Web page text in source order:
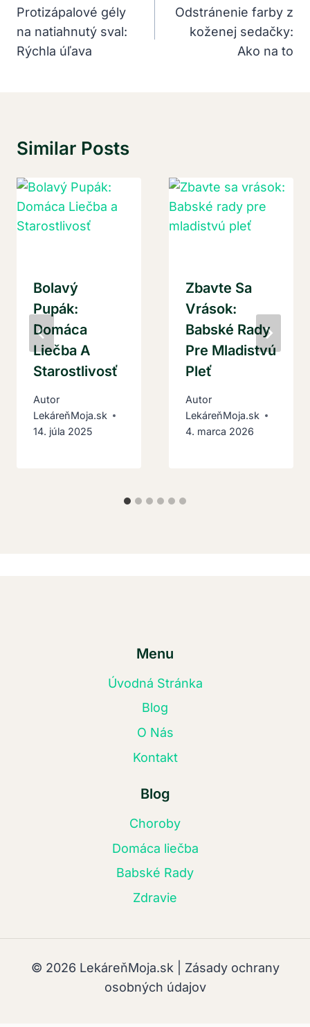
V
Článku
Protizápalové gély
na natiahnutý sval:
Rýchla úľava
Odstránenie farby z
koženej sedačky:
Ako na to
Similar Posts
Bolavý
Pupák:
Domáca
Liečba A
Starostlivosť
Autor
LekáreňMoja.sk
14. júla 2025
Zbavte Sa
Vrások:
Babské Rady
Pre Mladistvú
Pleť
Autor
LekáreňMoja.sk
4. marca 2026
Menu
Úvodná Stránka
Blog
O Nás
Kontakt
Blog
Choroby
Domáca liečba
Babské Rady
Zdravie
© 2026 LekáreňMoja.sk | Zásady ochrany
osobných údajov